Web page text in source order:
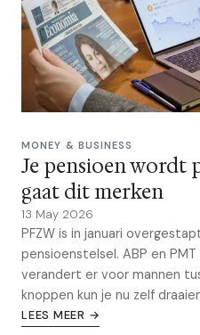
MONEY & BUSINESS
Je pensioen wordt
gaat dit merken
13 May 2026
PFZW is in januari
pensioenstelsel. ABP en
verandert er voor mannen
knoppen kun je nu zelf
LEES MEER →